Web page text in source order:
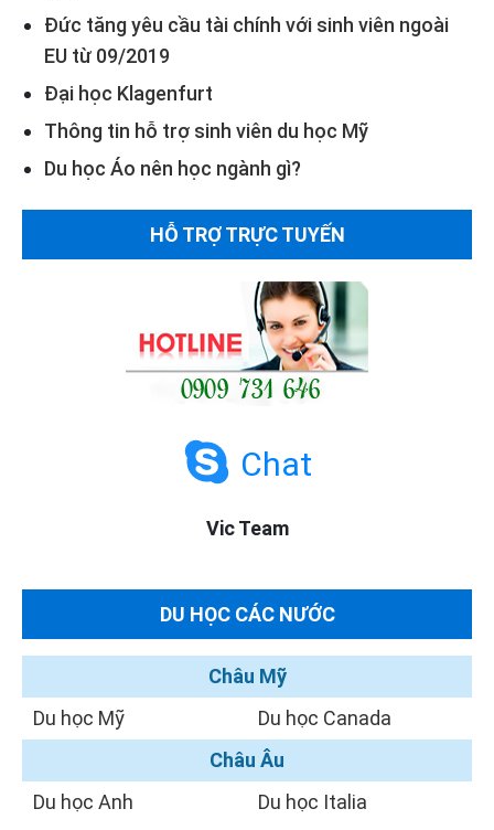
Đức tăng yêu cầu tài chính với sinh viên ngoài
EU từ 09/2019
Đại học Klagenfurt
Thông tin hỗ trợ sinh viên du học Mỹ
Du học Áo nên học ngành gì?
HỖ TRỢ TRỰC TUYẾN
Chat
Vic Team
DU HỌC CÁC NƯỚC
Châu Mỹ
Du học Mỹ
Du học Canada
Châu Âu
Du học Anh
Du học Italia